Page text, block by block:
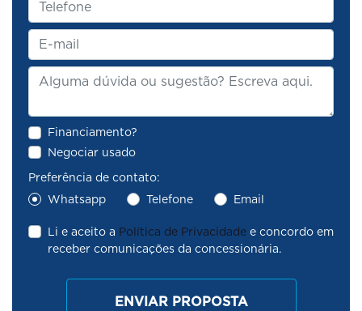
Financiamento?
Negociar usado
Preferência de contato:
Whatsapp
Telefone Email
Li e aceito a Política de Privacidade e concordo em
receber comunicações da concessionária.
ENVIAR PROPOSTA